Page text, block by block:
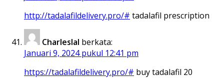
http://tadalafildelivery.pro/# tadalafil prescription
Charleslal berkata:
Januari 9, 2024 pukul 12:41 pm
https://tadalafildelivery.pro/# buy tadalafil 20